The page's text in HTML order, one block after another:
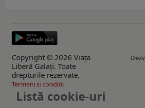
Copyright © 2026 Viaţa
Liberă Galaţi. Toate
drepturile rezervate.
Termeni si conditii
Listă cookie-uri